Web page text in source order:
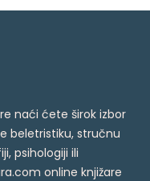
naći ćete širok izbor
beletristiku, stručnu
psihologiji ili
online knjižare